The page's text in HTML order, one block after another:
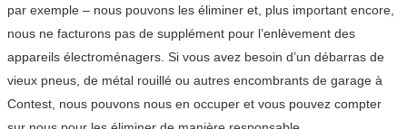
par exemple – nous pouvons les éliminer et, plus important encore,
nous ne facturons pas de supplément pour l’enlèvement des
appareils électroménagers. Si vous avez besoin d’un débarras de
vieux pneus, de métal rouillé ou autres encombrants de garage à
Contest, nous pouvons nous en occuper et vous pouvez compter